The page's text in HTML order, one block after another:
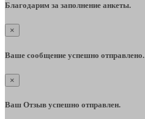
Благодарим за заполнение анкеты.
×
Ваше сообщение успешно отправлено.
×
Ваш Отзыв успешно отправлен.